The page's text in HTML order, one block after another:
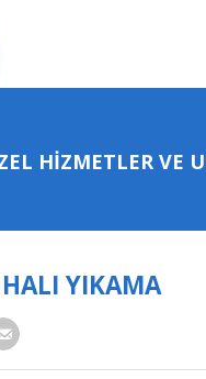
HİZMETLER VE
YIKAMA